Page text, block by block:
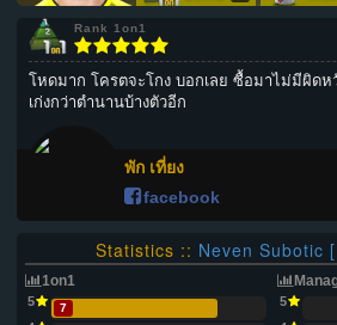
Rank 1on1
โหดมาก โครตจะโกง บอกเลย ซื้อมาไม่มีผิด
เก่งกว่าตำนานบ้างตัวอีก
พัก เที่ยง
facebook
Statistics :: Neven Subotic
1on1
5 7
5